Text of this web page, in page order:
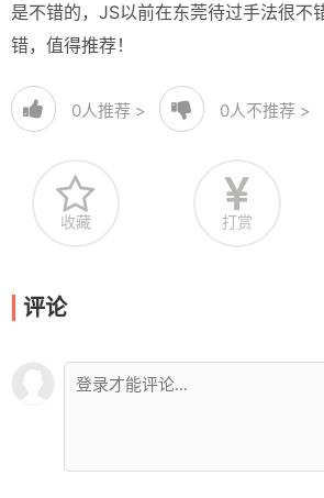
是不错的，JS以前在东莞待过手法很不
错，值得推荐！
0人推荐 > 0人不推荐 >
收藏 打赏
评论